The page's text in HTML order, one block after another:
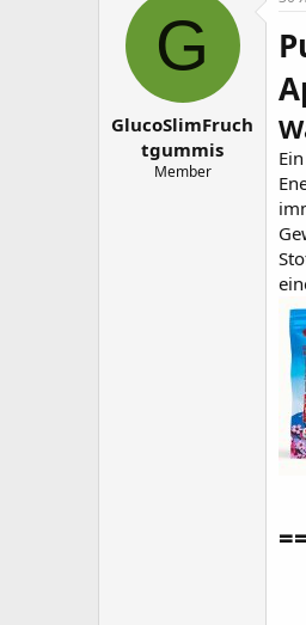
ы
G
GlucoSlimFruch
tgummis
Member